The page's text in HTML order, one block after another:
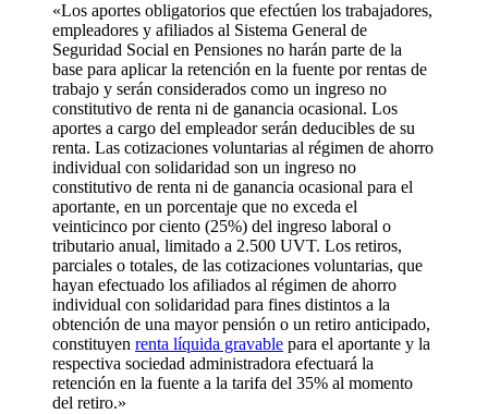
«Los aportes obligatorios que efectúen los trabajadores,
empleadores y afiliados al Sistema General de
Seguridad Social en Pensiones no harán parte de la
base para aplicar la retención en la fuente por rentas de
trabajo y serán considerados como un ingreso no
constitutivo de renta ni de ganancia ocasional. Los
aportes a cargo del empleador serán deducibles de su
renta. Las cotizaciones voluntarias al régimen de ahorro
individual con solidaridad son un ingreso no
constitutivo de renta ni de ganancia ocasional para el
aportante, en un porcentaje que no exceda el
veinticinco por ciento (25%) del ingreso laboral o
tributario anual, limitado a 2.500 UVT. Los retiros,
parciales o totales, de las cotizaciones voluntarias, que
hayan efectuado los afiliados al régimen de ahorro
individual con solidaridad para fines distintos a la
obtención de una mayor pensión o un retiro anticipado,
constituyen renta líquida gravable para el aportante y la
respectiva sociedad administradora efectuará la
retención en la fuente a la tarifa del 35% al momento
del retiro.»